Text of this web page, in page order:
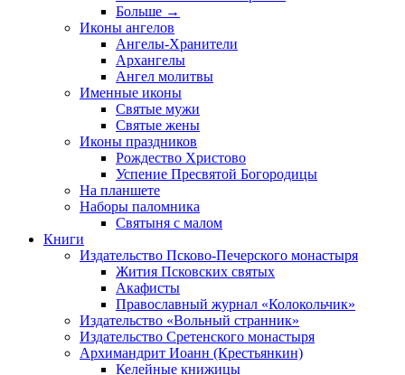
Больше →
Иконы ангелов
Ангелы-Хранители
Архангелы
Ангел молитвы
Именные иконы
Святые мужи
Святые жены
Иконы праздников
Рождество Христово
Успение Пресвятой Богородицы
На планшете
Наборы паломника
Святыня с малом
Книги
Издательство Псково-Печерского монастыря
Жития Псковских святых
Акафисты
Православный журнал «Колокольчик»
Издательство «Вольный странник»
Издательство Сретенского монастыря
Архимандрит Иоанн (Крестьянкин)
Келейные книжицы